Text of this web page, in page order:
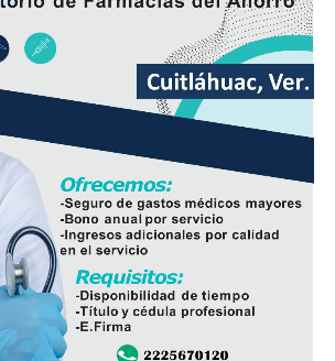
Municipal y Estatal acordonaron
para preservar los indicios, en
Municipal realizó las
para establecer la mecánica del
General del Estado y agentes de la
a cabo el procesamiento de
el levantamiento del cuerpo, que
Médico Forense (Semefo),
en espera de su identificación oficial.